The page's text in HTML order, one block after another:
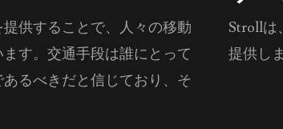
供することで、人々の移動
す。交通手段は誰にとって
るべきだと信じており、そ
Strollは
提供し